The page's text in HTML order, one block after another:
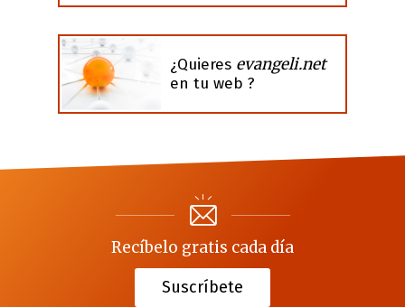
¿Quieres evangeli.net
en tu web ?
Recíbelo gratis cada día
Suscríbete